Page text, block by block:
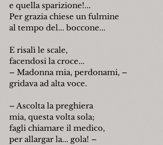
e quella sparizione!...
Per grazia chiese un fulmine
al tempo del... boccone...
E risalì le scale,
facendosi la croce...
– Madonna mia, perdonami, –
gridava ad alta voce.
– Ascolta la preghiera
mia, questa volta sola;
fagli chiamare il medico,
per allargar la... gola! –